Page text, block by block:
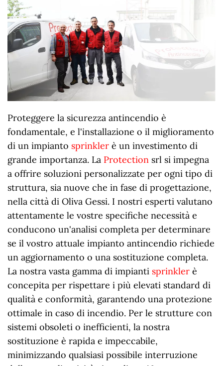
Proteggere la sicurezza antincendio è
fondamentale, e l'installazione o il miglioramento
di un impianto sprinkler è un investimento di
grande importanza. La Protection srl si impegna
a offrire soluzioni personalizzate per ogni tipo di
struttura, sia nuove che in fase di progettazione,
nella città di Oliva Gessi. I nostri esperti valutano
attentamente le vostre specifiche necessità e
conducono un'analisi completa per determinare
se il vostro attuale impianto antincendio richiede
un aggiornamento o una sostituzione completa.
La nostra vasta gamma di impianti sprinkler è
concepita per rispettare i più elevati standard di
qualità e conformità, garantendo una protezione
ottimale in caso di incendio. Per le strutture con
sistemi obsoleti o inefficienti, la nostra
sostituzione è rapida e impeccabile,
minimizzando qualsiasi possibile interruzione